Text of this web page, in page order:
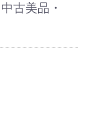
古美品・